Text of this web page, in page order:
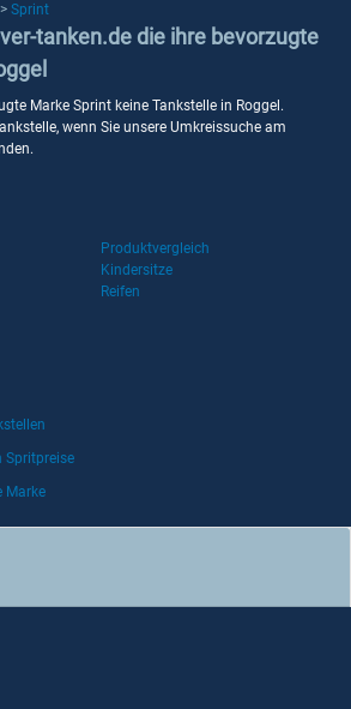
Sprint
tanken.de die ihre bevorzugte
Marke Sprint keine Tankstelle in Roggel.
wenn Sie unsere Umkreissuche am
Produktvergleich
Kindersitze
Reifen
Spritpreise
Marke